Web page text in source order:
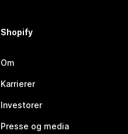
Shopify
Om
Karrierer
Investorer
Presse og media